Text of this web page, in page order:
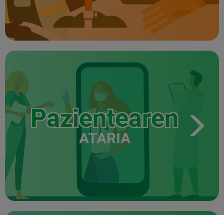
Pazientearen
ATARIA